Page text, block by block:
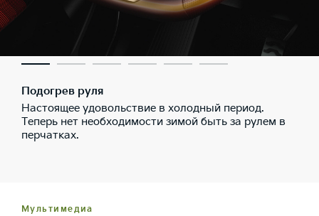
Подогрев руля
Настоящее удовольствие в холодный период.
Теперь нет необходимости зимой быть за рулем в
перчатках.
Мультимедиа